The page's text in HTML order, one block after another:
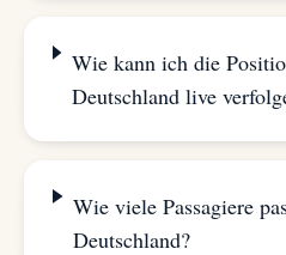
Wie kann ich die
Deutschland live
Wie viele Passagiere
Deutschland?